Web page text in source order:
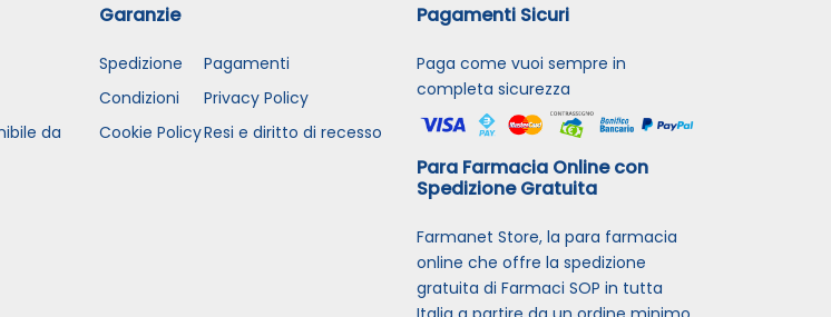
da
Garanzie
Spedizione
Pagamenti
Condizioni
Privacy Policy
Cookie PolicyResi e diritto di recesso
Pagamenti Sicuri
Paga come vuoi sempre in
completa sicurezza
Para Farmacia Online con
Spedizione Gratuita
Farmanet Store, la para farmacia
online che offre la spedizione
gratuita di Farmaci SOP in tutta